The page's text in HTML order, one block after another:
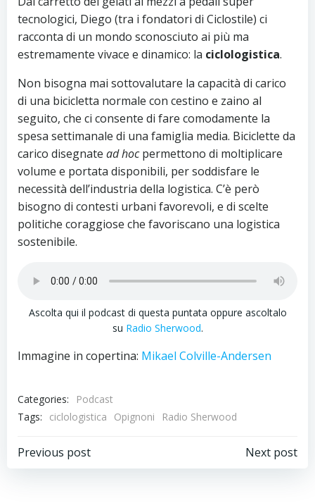
tecnologici, Diego (tra i fondatori di Ciclostile) ci
racconta di un mondo sconosciuto ai più ma
estremamente vivace e dinamico: la ciclologistica.
Non bisogna mai sottovalutare la capacità di carico
di una bicicletta normale con cestino e zaino al
seguito, che ci consente di fare comodamente la
spesa settimanale di una famiglia media. Biciclette da
carico disegnate ad hocpermettono di moltiplicare
volume e portata disponibili, per soddisfare le
necessità dell’industria della logistica. C’è però
bisogno di contesti urbani favorevoli, e di scelte
politiche coraggiose che favoriscano una logistica
sostenibile.
Ascolta qui il podcast di questa puntata oppure ascoltalo
su Radio Sherwood.
Immagine in copertina: Mikael Colville-Andersen
Categories:
Podcast
Tags:
ciclologistica Opignoni Radio Sherwood
Navigazione
Previous post
Navigazione
Next post